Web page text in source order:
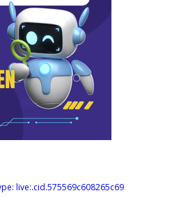
live:.cid.575569c608265c69